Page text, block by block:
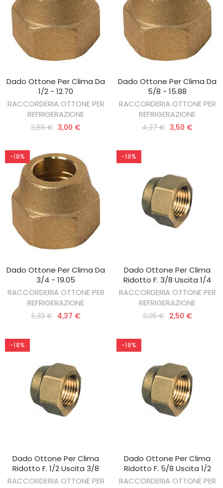
AGGIUNGI AL CARRELLO
Dado Ottone Per Clima Da
1/2 - 12.70
RACCORDERIA OTTONE PER
REFRIGERAZIONE
3,66 € 3,00 €
AGGIUNGI AL CARRELLO
Dado Ottone Per Clima Da
5/8 - 15.88
RACCORDERIA OTTONE PER
REFRIGERAZIONE
4,27 € 3,50 €
-18%
AGGIUNGI AL CARRELLO
Dado Ottone Per Clima Da
3/4 - 19.05
RACCORDERIA OTTONE PER
REFRIGERAZIONE
5,33 € 4,37 €
-18%
AGGIUNGI AL CARRELLO
Dado Ottone Per Clima
Ridotto F. 3/8 Uscita 1/4
RACCORDERIA OTTONE PER
REFRIGERAZIONE
3,05 € 2,50 €
-18%
AGGIUNGI AL CARRELLO
Dado Ottone Per Clima
Ridotto F. 1/2 Uscita 3/8
RACCORDERIA OTTONE PER
-18%
AGGIUNGI AL CARRELLO
Dado Ottone Per Clima
Ridotto F. 5/8 Uscita 1/2
RACCORDERIA OTTONE PER